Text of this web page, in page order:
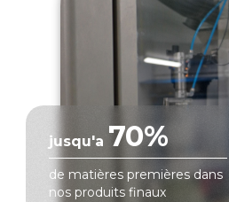
jusqu'a 70%
de matières premières dans
nos produits finaux